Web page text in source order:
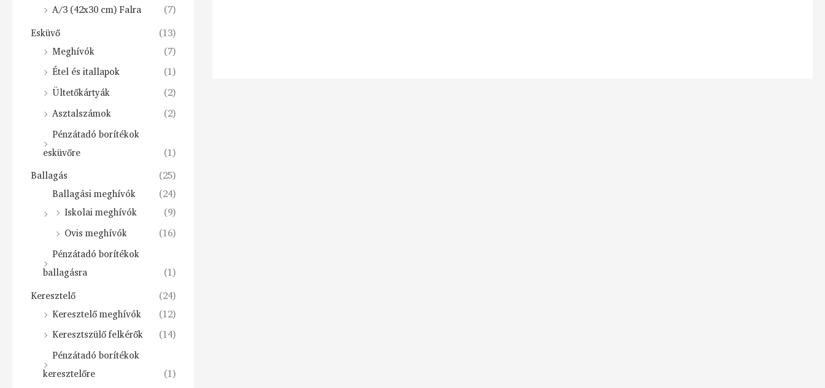
A/3 (42x30 cm) Falra
(7)
Esküvő
(13)
Meghívók
(7)
Étel és itallapok
(1)
Ültetőkártyák
(2)
Asztalszámok
(2)
Pénzátadó borítékok
esküvőre
(1)
Ballagás
(25)
Ballagási meghívók
(24)
Iskolai meghívók
(9)
Ovis meghívók
(16)
Pénzátadó borítékok
ballagásra
(1)
Keresztelő
(24)
Keresztelő meghívók
(12)
Keresztszülő felkérők
(14)
Pénzátadó borítékok
keresztelőre
(1)